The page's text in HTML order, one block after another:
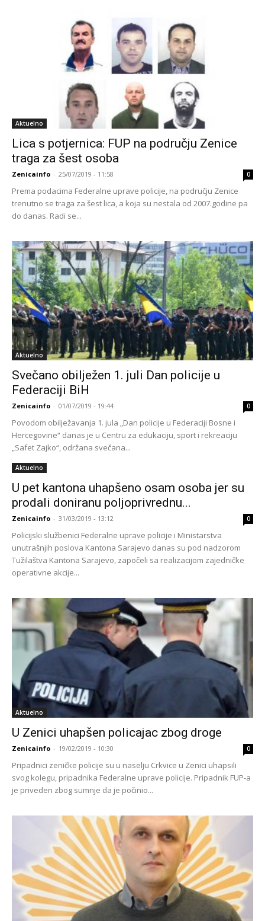
Aktuelno
Lica s potjernica: FUP na području Zenice
traga za šest osoba
Zenicainfo - 25/07/2019 - 11:58 0
Prema podacima Federalne uprave policije, na području Zenice
trenutno se traga za šest lica, a koja su nestala od 2007.godine pa
do danas. Radi se...
Aktuelno
Svečano obilježen 1. juli Dan policije u
Federaciji BiH
Zenicainfo - 01/07/2019 - 19:44 0
Povodom obilježavanja 1. jula „Dan policije u Federaciji Bosne i
Hercegovine“ danas je u Centru za edukaciju, sport i rekreaciju
„Safet Zajko“, održana svečana...
Aktuelno
U pet kantona uhapšeno osam osoba jer su
prodali doniranu poljoprivrednu...
Zenicainfo - 31/03/2019 - 13:12 0
Policijski službenici Federalne uprave policije i Ministarstva
unutrašnjih poslova Kantona Sarajevo danas su pod nadzorom
Tužilaštva Kantona Sarajevo, započeli sa realizacijom zajedničke
operativne akcije...
Aktuelno
U Zenici uhapšen policajac zbog droge
Zenicainfo - 19/02/2019 - 10:30 0
Pripadnici zeničke policije su u naselju Crkvice u Zenici uhapsili
svog kolegu, pripadnika Federalne uprave policije. Pripadnik FUP-a
je priveden zbog sumnje da je počinio...